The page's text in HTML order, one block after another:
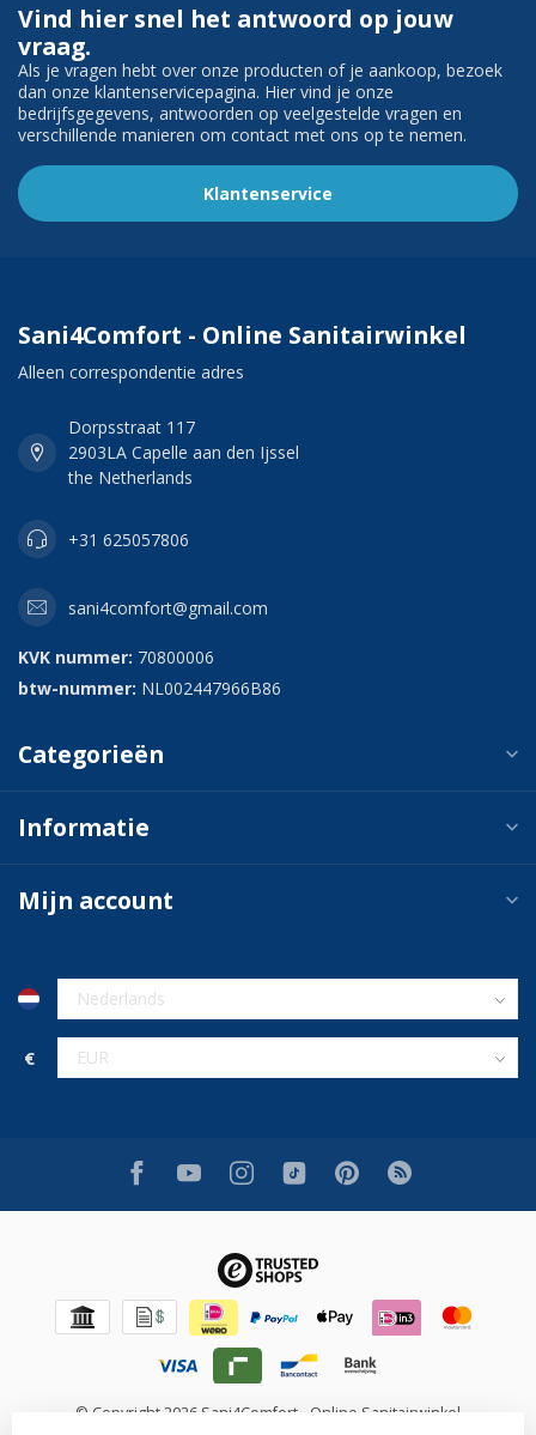
Vind hier snel het antwoord op jouw
vraag.
Als je vragen hebt over onze producten of je aankoop, bezoek
dan onze klantenservicepagina. Hier vind je onze
bedrijfsgegevens, antwoorden op veelgestelde vragen en
verschillende manieren om contact met ons op te nemen.
Klantenservice
Sani4Comfort - Online Sanitairwinkel
Alleen correspondentie adres
Dorpsstraat 117
2903LA Capelle aan den Ijssel
the Netherlands
+31 625057806
sani4comfort@gmail.com
KVK nummer: 70800006
btw-nummer: NL002447966B86
Categorieën
Informatie
Mijn account
€
© Copyright 2026 Sani4Comfort - Online Sanitairwinkel